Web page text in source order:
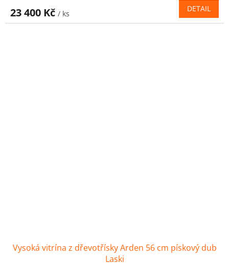
23 400 Kč / ks
DETAIL
Vysoká vitrína z dřevotřísky Arden 56 cm pískový dub
Laski